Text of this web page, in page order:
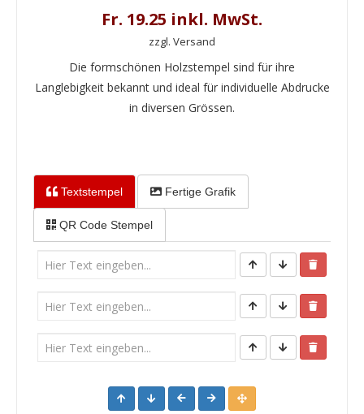
Fr. 19.25 inkl. MwSt.
zzgl. Versand
Die formschönen Holzstempel sind für ihre
Langlebigkeit bekannt und ideal für individuelle Abdrucke
in diversen Grössen.
Textstempel Fertige Grafik
QR Code Stempel